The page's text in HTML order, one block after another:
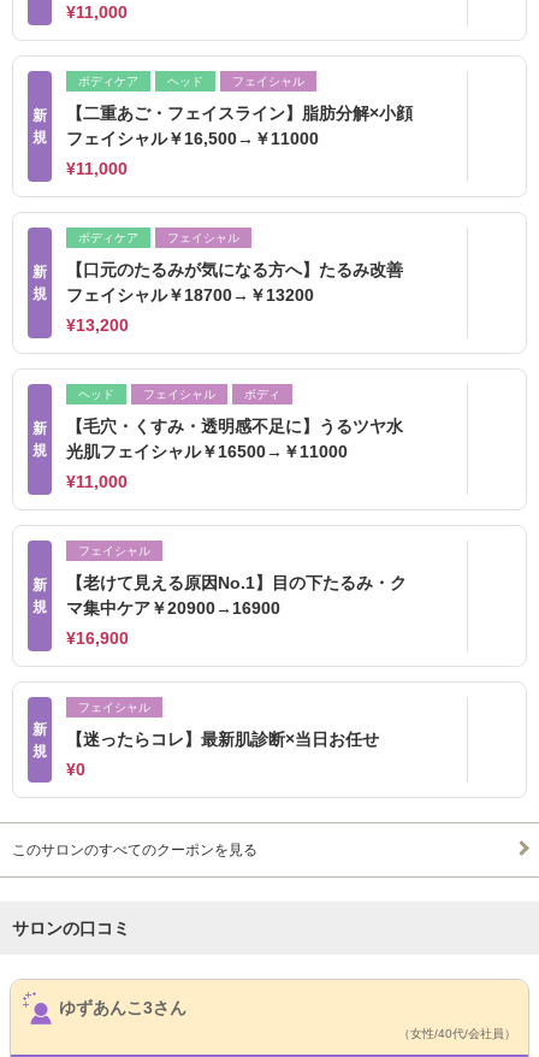
¥11,000
新
規
ボディケア ヘッド フェイシャル
【二重あご・フェイスライン】脂肪分解×小顔
フェイシャル￥16,500→￥11000
¥11,000
新
規
ボディケア フェイシャル
【口元のたるみが気になる方へ】たるみ改善
フェイシャル￥18700→￥13200
¥13,200
新
規
ヘッド フェイシャル ボディ
【毛穴・くすみ・透明感不足に】うるツヤ水
光肌フェイシャル￥16500→￥11000
¥11,000
新
規
フェイシャル
【老けて見える原因No.1】目の下たるみ・ク
マ集中ケア￥20900→16900
¥16,900
新
規
フェイシャル
【迷ったらコレ】最新肌診断×当日お任せ
¥0
このサロンのすべてのクーポンを見る
サロンの口コミ
サロンPick Up
ゆずあんこ3さん
（女性/40代/会社員）